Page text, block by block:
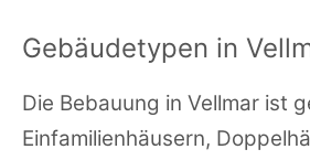
Gebäudetypen in
Die Bebauung in Vellmar ist
Einfamilienhäusern,